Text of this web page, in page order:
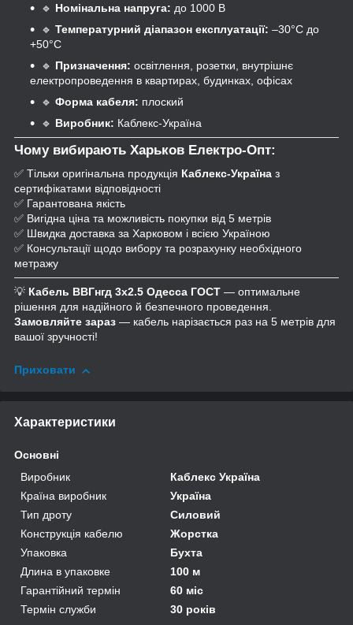
🔹 Номінальна напруга: до 1000 В
🔹 Температурний діапазон експлуатації: –30°C до
+50°C
🔹 Призначення: освітлення, розетки, внутрішнє
електропроведення в квартирах, будинках, офісах
🔹 Форма кабеля: плоский
🔹 Виробник: Каблекс-Україна
Чому вибирають Харьков Електро-Опт:
✅ Тільки оригінальна продукція Каблекс-Україна з
сертифікатами відповідності
✅ Гарантована якість
✅ Вигідна ціна та можливість покупки від 5 метрів
✅ Швидка доставка за Харковом і всією Україною
✅ Консультації щодо вибору та розрахунку необхідного
метражу
💡 Кабель ВВГнгд 3х2.5 Одесса ГОСТ — оптимальне
рішення для надійного й безпечного проведення.
Замовляйте зараз — кабель нарізається раз на 5 метрів для
вашої зручності!
Приховати
Характеристики
Основні
Виробник
Каблекс Україна
Країна виробник
Україна
Тип дроту
Силовий
Конструкція кабелю
Жорстка
Упаковка
Бухта
Длина в упаковке
100 м
Гарантійний термін
60 міс
Термін служби
30 років